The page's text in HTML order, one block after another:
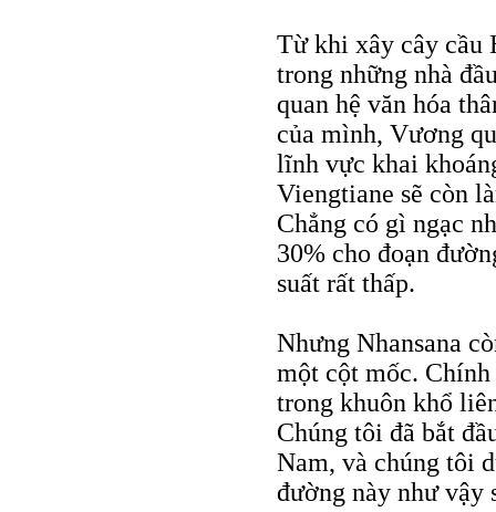
Từ khi xây cây cầu
trong những nhà
quan hệ văn hóa
của mình, Vương
lĩnh vực khai
Viengtiane sẽ còn
Chẳng có gì ngạc
30% cho đoạn
suất rất thấp.
Nhưng Nhansana
một cột mốc. Chính
trong khuôn khổ
Chúng tôi đã bắt
Nam, và chúng tôi
đường này như vậy